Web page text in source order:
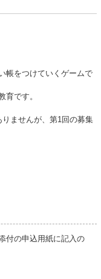
帳をつけていくゲームで
育です。
ませんが、第1回の募集
付の申込用紙に記入の